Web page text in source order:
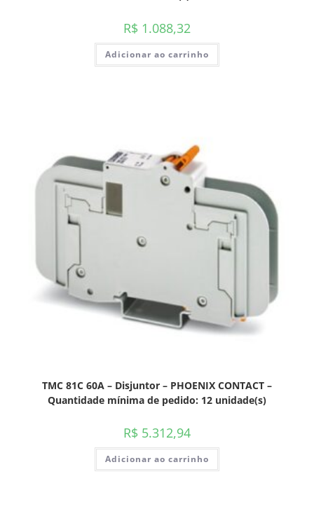
R$ 1.088,32
Adicionar ao carrinho
TMC 81C 60A – Disjuntor – PHOENIX CONTACT –
Quantidade mínima de pedido: 12 unidade(s)
R$ 5.312,94
Adicionar ao carrinho